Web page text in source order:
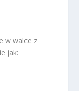
w walce z
jak: